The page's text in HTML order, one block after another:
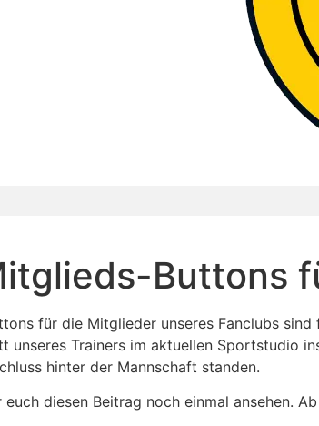
Buttons
für die Mitglieder unseres Fanclubs
unseres Trainers im aktuellen Sportstudio
hinter der Mannschaft standen.
euch diesen Beitrag noch einmal ansehen.